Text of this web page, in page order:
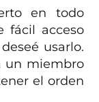
en todo
fácil acceso
usarlo.
un miembro
el orden